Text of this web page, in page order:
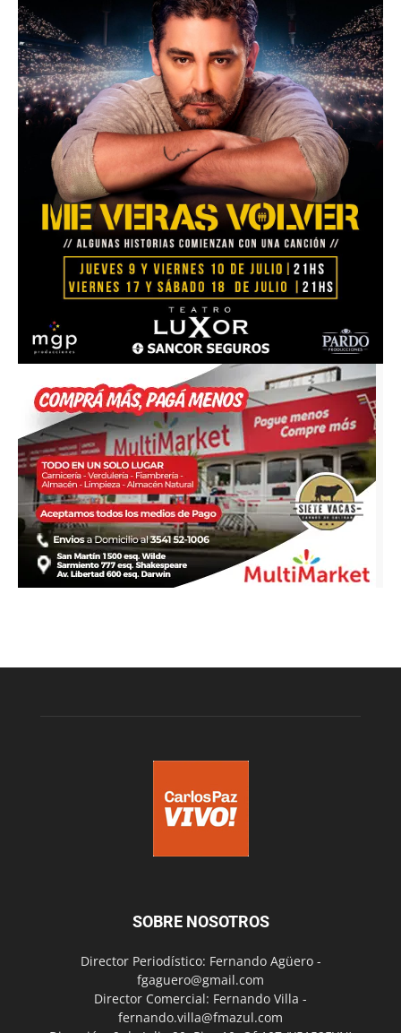
SOBRE NOSOTROS
Director Periodístico: Fernando Agüero -
fgaguero@gmail.com
Director Comercial: Fernando Villa -
fernando.villa@fmazul.com